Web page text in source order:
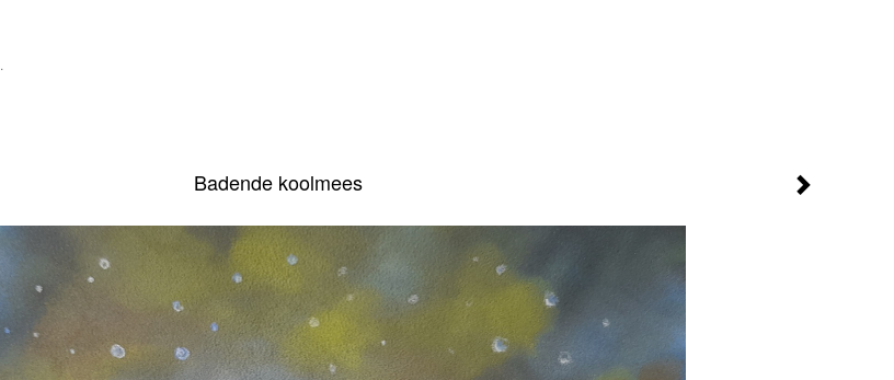
.
Badende koolmees